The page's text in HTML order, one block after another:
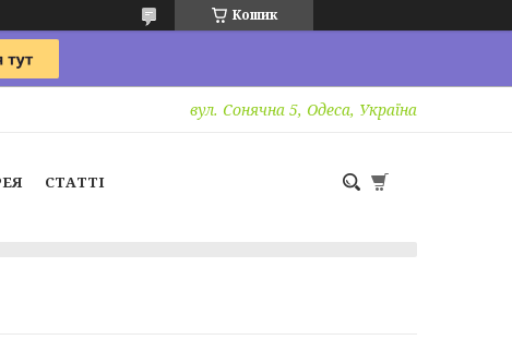
Кошик
вул. Сонячна 5, Одеса, Україна
СТАТТІ